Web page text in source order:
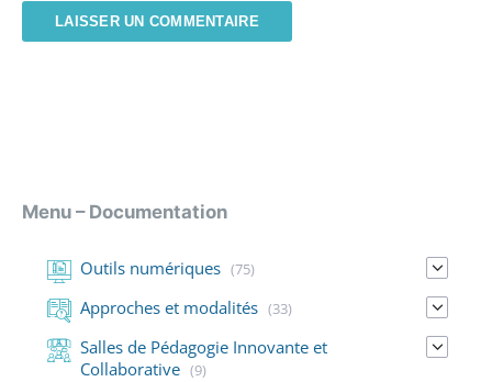
Menu – Documentation
Outils numériques (75)
Approches et modalités (33)
Salles de Pédagogie Innovante et
Collaborative (9)